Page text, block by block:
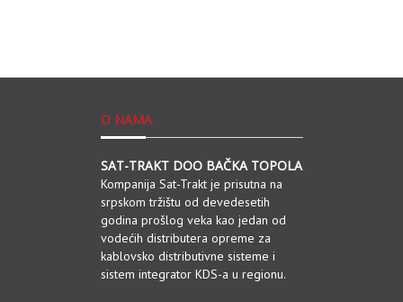
O NAMA
SAT-TRAKT DOO BAČKA TOPOLA
Kompanija Sat-Trakt je prisutna na
srpskom tržištu od devedesetih
godina prošlog veka kao jedan od
vodećih distributera opreme za
kablovsko distributivne sisteme i
sistem integrator KDS-a u regionu.